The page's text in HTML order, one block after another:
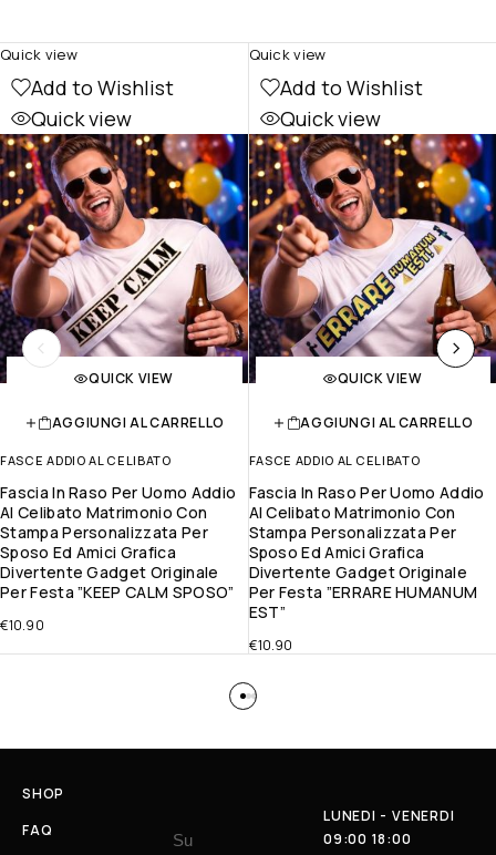
Add to Wishlist
Quick view
QUICK VIEW
AGGIUNGI AL CARRELLO
FASCE ADDIO AL CELIBATO
Fascia In Raso Per Uomo Addio
Al Celibato Matrimonio Con
Stampa Personalizzata Per
Sposo Ed Amici Grafica
Divertente Gadget Originale
Per Festa ”KEEP CALM SPOSO”
€10.90
Quick view
Add to Wishlist
Quick view
QUICK VIEW
AGGIUNGI AL CARRELLO
FASCE ADDIO AL CELIBATO
Fascia In Raso Per Uomo Addio
Al Celibato Matrimonio Con
Stampa Personalizzata Per
Sposo Ed Amici Grafica
Divertente Gadget Originale
Per Festa ”ERRARE HUMANUM
EST”
€10.90
Quick view
SHOP
FAQ
Su
LUNEDI - VENERDI
09:00 18:00